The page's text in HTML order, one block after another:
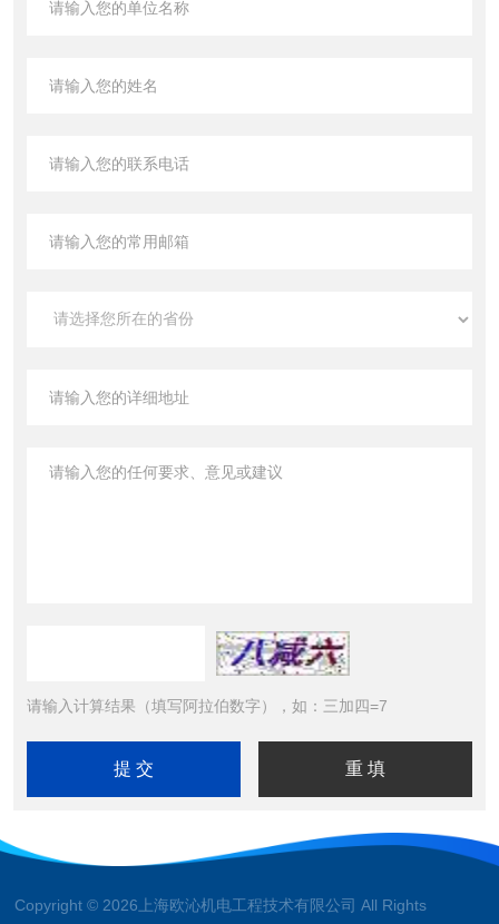
请输入计算结果（填写阿拉伯数字），如：三加四=7
Copyright © 2026上海欧沁机电工程技术有限公司 All Rights